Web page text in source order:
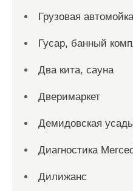
Грузовая
Гусар, банный
Два кита, сауна
Дверимаркет
Демидовская
Диагностика
Дилижанс